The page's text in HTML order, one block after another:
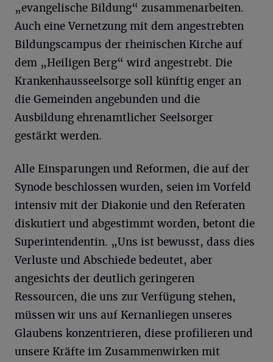
„evangelische Bildung“ zusammenarbeiten.
Auch eine Vernetzung mit dem angestrebten
Bildungscampus der rheinischen Kirche auf
dem „Heiligen Berg“ wird angestrebt. Die
Krankenhausseelsorge soll künftig enger an
die Gemeinden angebunden und die
Ausbildung ehrenamtlicher Seelsorger
gestärkt werden.
Alle Einsparungen und Reformen, die auf der
Synode beschlossen wurden, seien im Vorfeld
intensiv mit der Diakonie und den Referaten
diskutiert und abgestimmt worden, betont die
Superintendentin. „Uns ist bewusst, dass dies
Verluste und Abschiede bedeutet, aber
angesichts der deutlich geringeren
Ressourcen, die uns zur Verfügung stehen,
müssen wir uns auf Kernanliegen unseres
Glaubens konzentrieren, diese profilieren und
unsere Kräfte im Zusammenwirken mit